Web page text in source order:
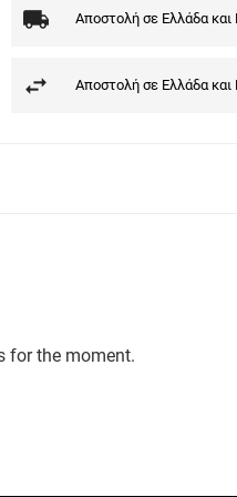
Αποστολή σε Ελλάδα και
Αποστολή σε Ελλάδα και
for the moment.